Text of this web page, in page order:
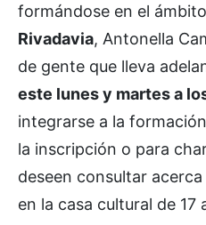
formándose en el
Rivadavia, Antonella
de gente que lleva
este lunes y martes a
integrarse a la
la inscripción o para
deseen consultar
en la casa cultural de 17